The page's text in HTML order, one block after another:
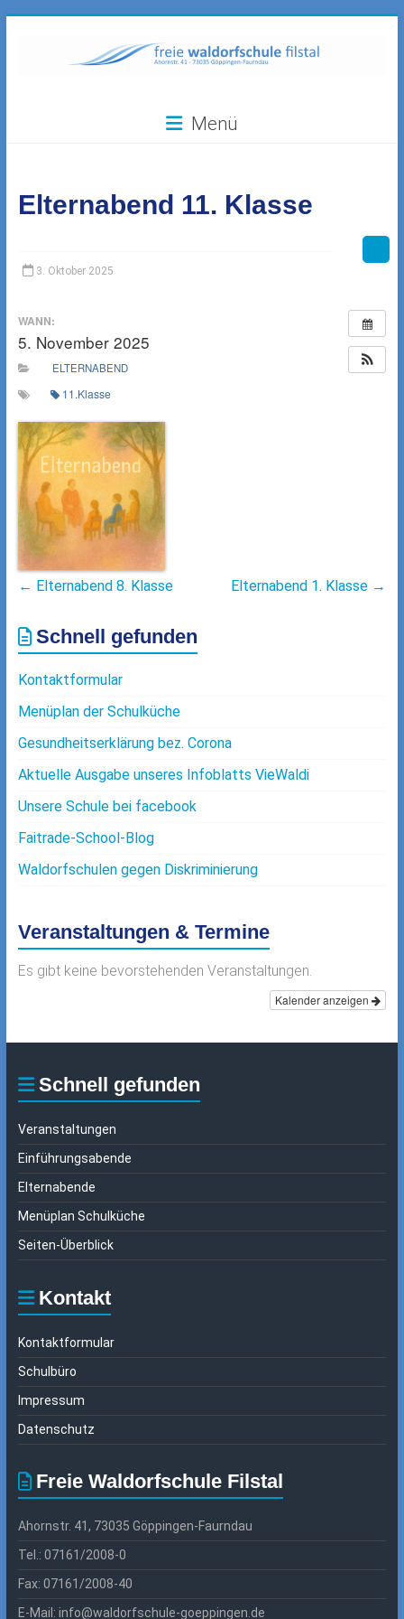
Waldorfschule
73035
Ahornstr.
Menü
Elternabend 11. Klasse
3. Oktober 2025
WANN:
5. November 2025
ELTERNABEND
11.Klasse
← Elternabend 8. Klasse Elternabend 1. Klasse →
Schnell gefunden
Kontaktformular
Menüplan der Schulküche
Gesundheitserklärung bez. Corona
Aktuelle Ausgabe unseres Infoblatts VieWaldi
Unsere Schule bei facebook
Faitrade-School-Blog
Waldorfschulen gegen Diskriminierung
Veranstaltungen & Termine
Es gibt keine bevorstehenden Veranstaltungen.
Kalender anzeigen
Schnell gefunden
Veranstaltungen
Einführungsabende
Elternabende
Menüplan Schulküche
Seiten-Überblick
Kontakt
Kontaktformular
Schulbüro
Impressum
Datenschutz
Freie Waldorfschule Filstal
Ahornstr. 41, 73035 Göppingen-Faurndau
Tel.: 07161/2008-0
Fax: 07161/2008-40
E-Mail: info@waldorfschule-goeppingen.de